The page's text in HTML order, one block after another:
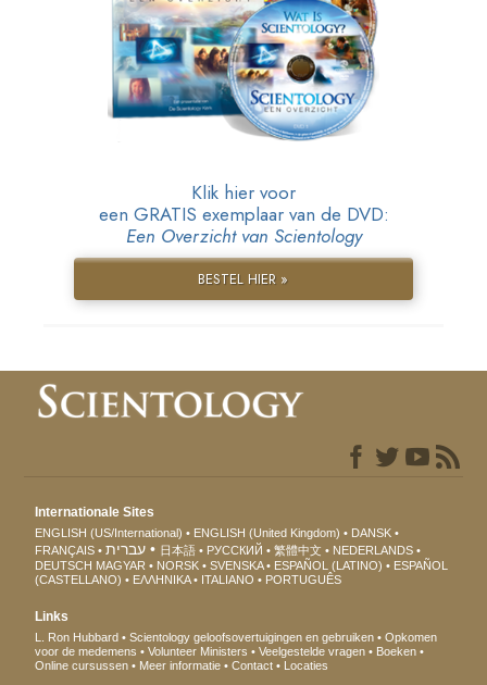
Klik hier voor
een GRATIS exemplaar van de DVD:
Een Overzicht van Scientology
BESTEL HIER »
Internationale Sites
ENGLISH (US/International) ENGLISH (United Kingdom)
DANSK
FRANÇAIS
עברית 日本語 РУССКИЙ 繁體中文
NEDERLANDS
DEUTSCH MAGYAR NORSK SVENSKA ESPAÑOL (LATINO)
ESPAÑOL
(CASTELLANO)
ΕΛΛΗΝΙΚA ITALIANO PORTUGUÊS
Links
L. Ron Hubbard Scientology geloofsovertuigingen en gebruiken
Opkomen
voor de medemens
Volunteer Ministers Veelgestelde vragen
Boeken
Online cursussen
Meer informatie Contact Locaties